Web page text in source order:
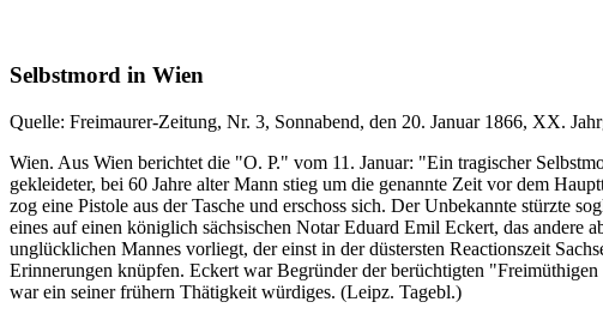
Selbstmord in Wien
Quelle: Freimaurer-Zeitung, Nr. 3, Sonnabend, den 20. Januar 1866, XX.
Wien. Aus Wien berichtet die "O. P." vom 11. Januar: "Ein tragischer
gekleideter, bei 60 Jahre alter Mann stieg um die genannte Zeit vor dem
zog eine Pistole aus der Tasche und erschoss sich. Der Unbekannte stürzte
eines auf einen königlich sächsischen Notar Eduard Emil Eckert, das
unglücklichen Mannes vorliegt, der einst in der düstersten Reactionszeit
Erinnerungen knüpfen. Eckert war Begründer der berüchtigten
war ein seiner frühern Thätigkeit würdiges. (Leipz. Tagebl.)